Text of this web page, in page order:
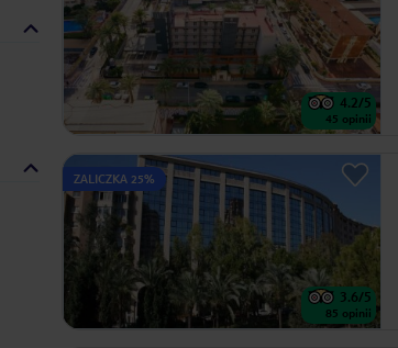
4.2/5
45 opinii
ZALICZKA 25%
3.6/5
85 opinii